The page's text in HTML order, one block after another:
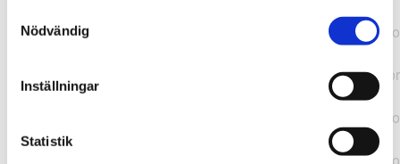
Nödvändig
Inställningar
Statistik
(https://webshop.pressbyran.se/_next/static/chunks/
https://webshop.pressbyran.se/_next/static/chunks/
b241200379730ac0.js:1:167872 at uI
(https://webshop.pressbyran.se/_next/static/chunks/
b241200379730ac0.js:1:167879) at uE
(https://webshop.pressbyran.se/_next/static/chunks/